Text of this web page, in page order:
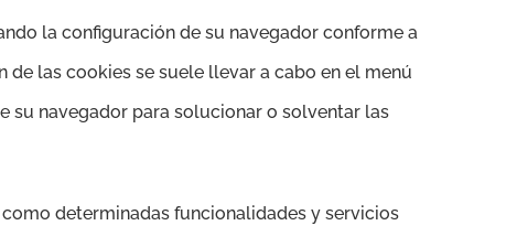
la configuración de su navegador conforme a
las cookies se suele llevar a cabo en el menú
su navegador para solucionar o solventar las
determinadas funcionalidades y servicios